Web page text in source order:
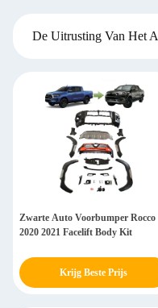
De Uitrusting Van Het
Zwarte Auto Voorbumper Rocco
2020 2021 Facelift Body Kit
Krijg Beste Prijs